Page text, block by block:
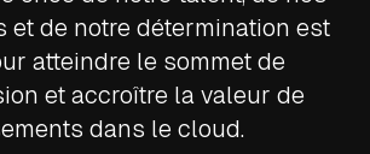
et de notre détermination est
atteindre le sommet de
et accroître la valeur de
dans le cloud.